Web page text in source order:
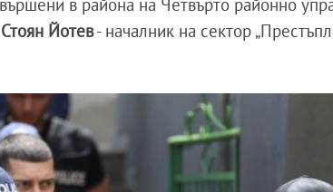
в района на Четвърто районно
Стоян Йотев- началник на сектор